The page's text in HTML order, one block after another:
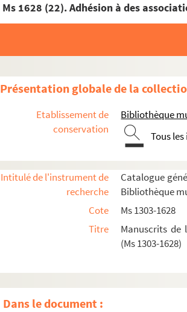
Ms 1628 (22). Adhésion à des
Présentation globale de la
Etablissement de
conservation
Bibliothèque
Tous
Intitulé de l'instrument de
recherche
Catalogue
Bibliothèque
Cote
Ms 1303-1628
Titre
Manuscrits de
(Ms 1303-1628)
Dans le document :